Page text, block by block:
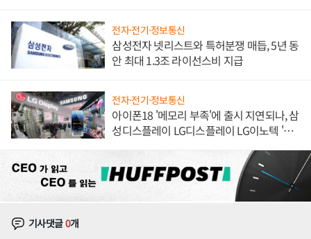
전자·전기·정보통신
삼성전자 넷리스트와 특허분쟁 매듭, 5년 동
안 최대 1.3조 라이선스비 지급
전자·전기·정보통신
아이폰18 '메모리 부족'에 출시 지연되나, 삼
성디스플레이 LG디스플레이 LG이노텍 '탈
기사댓글0개